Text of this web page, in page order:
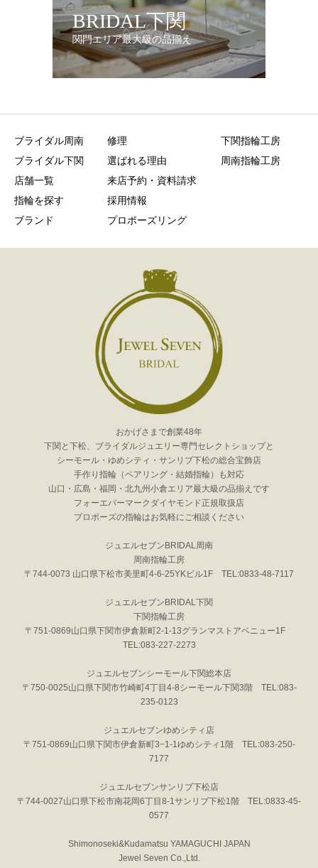
BRIDAL下関
関門エリア最大級の品揃え
ブライダル周南
ブライダル下関
店舗一覧
指輪を探す
ブランド
修理
選ばれる理由
来店予約・資料請求
採用情報
プロポーズリング
下関指輪工房
周南指輪工房
おかげさまで創業48年
下関と下松、ブライダルジュエリー専門セレクトショップと
シーモール・ゆめシティ・サンリブ下松の総合宝飾店
手作り指輪（ペアリング・結婚指輪）も対応
山口・広島・福岡・北九州小倉エリア最大級の品揃えです
フォーエバーマークダイヤモンド正規取扱店
プロポーズの指輪はお気軽にご相談ください
ジュエルセブンBRIDAL周南
周南指輪工房
〒744-0073 山口県下松市美里町4-6-25YKビル1F TEL:0833-48-7117
ジュエルセブンBRIDAL下関
下関指輪工房
〒751-0869山口県下関市伊倉新町2-1-13グランマストアベニュー1F
TEL:083-227-2273
ジュエルセブンシーモール下関総本店
〒750-0025山口県下関市竹崎町4丁目4-8シーモール下関3階 TEL:083-
235-0123
ジュエルセブンゆめシティ店
〒751-0869山口県下関市伊倉新町3−1-1ゆめシティ1階 TEL:083-250-
7177
ジュエルセブンサンリブ下松店
〒744-0027山口県下松市南花岡6丁目8-1サンリブ下松1階 TEL:0833-45-
0577
Shimonoseki&Kudamatsu YAMAGUCHI JAPAN
Jewel Seven Co.,Ltd.